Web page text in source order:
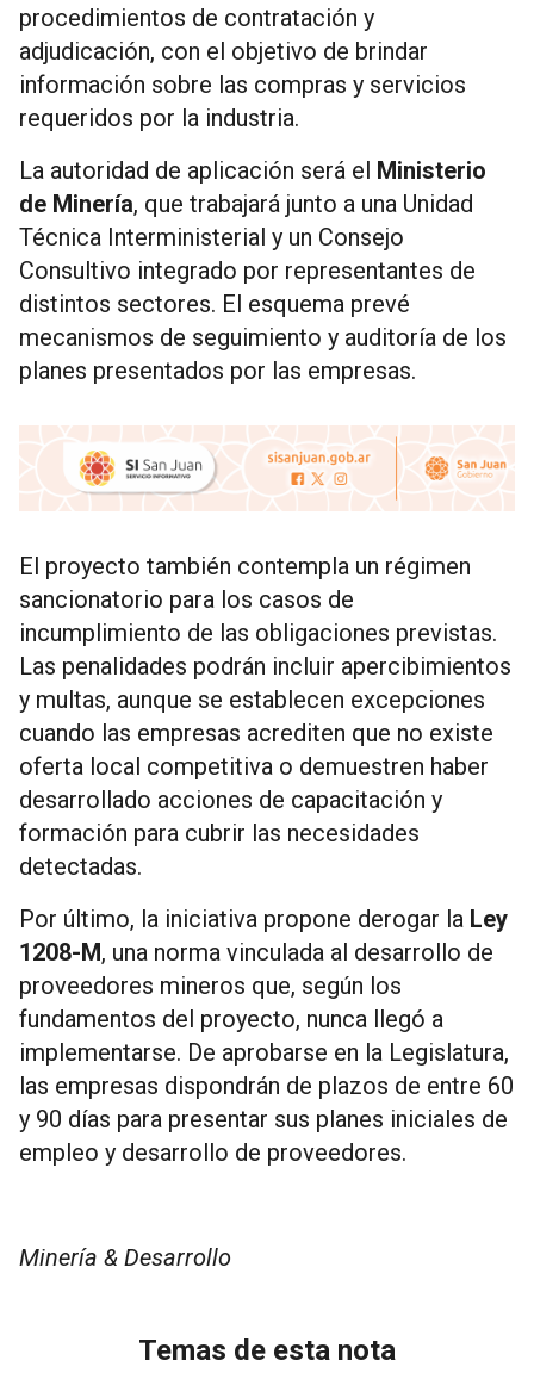
procedimientos de contratación y
adjudicación, con el objetivo de brindar
información sobre las compras y servicios
requeridos por la industria.
La autoridad de aplicación será el Ministerio
de Minería, que trabajará junto a una Unidad
Técnica Interministerial y un Consejo
Consultivo integrado por representantes de
distintos sectores. El esquema prevé
mecanismos de seguimiento y auditoría de los
planes presentados por las empresas.
El proyecto también contempla un régimen
sancionatorio para los casos de
incumplimiento de las obligaciones previstas.
Las penalidades podrán incluir apercibimientos
y multas, aunque se establecen excepciones
cuando las empresas acrediten que no existe
oferta local competitiva o demuestren haber
desarrollado acciones de capacitación y
formación para cubrir las necesidades
detectadas.
Por último, la iniciativa propone derogar la Ley
1208-M, una norma vinculada al desarrollo de
proveedores mineros que, según los
fundamentos del proyecto, nunca llegó a
implementarse. De aprobarse en la Legislatura,
las empresas dispondrán de plazos de entre 60
y 90 días para presentar sus planes iniciales de
empleo y desarrollo de proveedores.
Minería & Desarrollo
Temas de esta nota